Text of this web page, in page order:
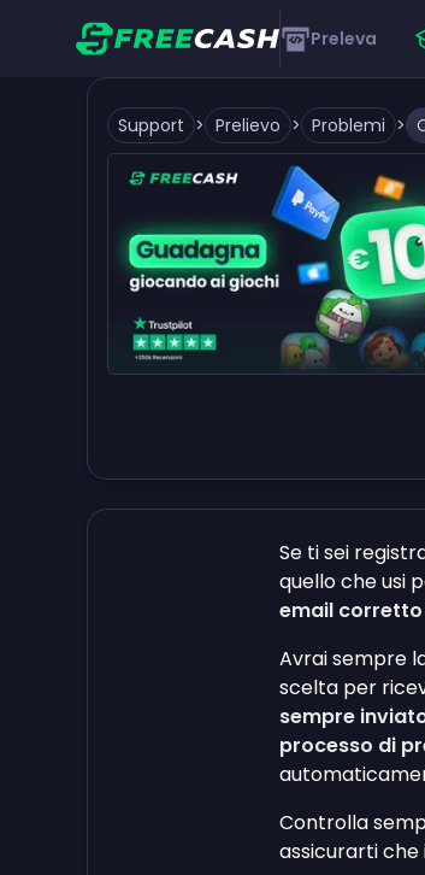
Preleva
Support > Prelievo > Problemi >
Se ti sei
quello che usi
email corretto
Avrai sempre
scelta per
sempre
processo di
Controlla
assicurarti che